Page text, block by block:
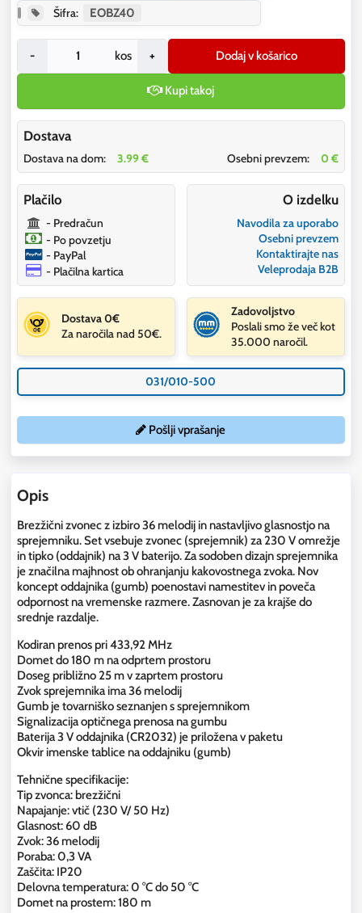
Šifra:
EOBZ40
- kos + Dodaj v košarico
Kupi takoj
Dostava
Dostava na dom: 3.99 € Osebni prevzem: 0 €
Plačilo
- Predračun
- Po povzetju
- PayPal
- Plačilna kartica
O izdelku
Navodila za uporabo
Osebni prevzem
Kontaktirajte nas
Veleprodaja B2B
Dostava 0€
Za naročila nad 50€.
Zadovoljstvo
Poslali smo že več kot
35.000 naročil.
031/010-500
Pošlji vprašanje
Opis
Brezžični zvonec z izbiro 36 melodij in nastavljivo glasnostjo na
sprejemniku. Set vsebuje zvonec (sprejemnik) za 230 V omrežje
in tipko (oddajnik) na 3 V baterijo. Za sodoben dizajn sprejemnika
je značilna majhnost ob ohranjanju kakovostnega zvoka. Nov
koncept oddajnika (gumb) poenostavi namestitev in poveča
odpornost na vremenske razmere. Zasnovan je za krajše do
srednje razdalje.
Kodiran prenos pri 433,92 MHz
Domet do 180 m na odprtem prostoru
Doseg približno 25 m v zaprtem prostoru
Zvok sprejemnika ima 36 melodij
Gumb je tovarniško seznanjen s sprejemnikom
Signalizacija optičnega prenosa na gumbu
Baterija 3 V oddajnika (CR2032) je priložena v paketu
Okvir imenske tablice na oddajniku (gumb)
Tehnične specifikacije:
Tip zvonca: brezžični
Napajanje: vtič (230 V/ 50 Hz)
Glasnost: 60 dB
Zvok: 36 melodij
Poraba: 0,3 VA
Zaščita: IP20
Delovna temperatura: 0 °C do 50 °C
Domet na prostem: 180 m